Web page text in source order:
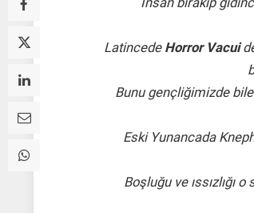
Latincede Horror Vacui
Bunu gençliğimizde
Eski Yunancada
Boşluğu ve ıssızlığı